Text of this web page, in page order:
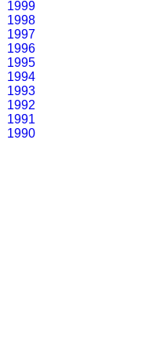
1999
1998
1997
1996
1995
1994
1993
1992
1991
1990